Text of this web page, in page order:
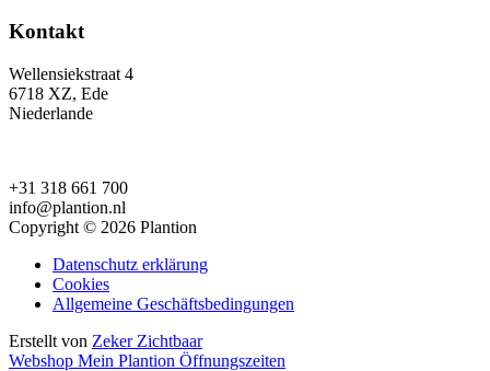
Kontakt
Wellensiekstraat 4
6718 XZ, Ede
Niederlande
+31 318 661 700
info@plantion.nl
Copyright © 2026 Plantion
Datenschutz erklärung
Cookies
Allgemeine Geschäftsbedingungen
Erstellt von Zeker Zichtbaar
Webshop Mein Plantion Öffnungszeiten